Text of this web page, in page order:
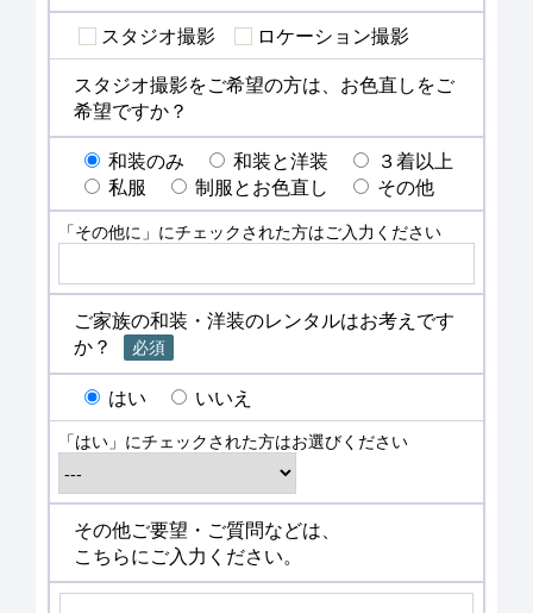
スタジオ撮影
ロケーション撮影
スタジオ撮影をご希望の方は、お色直しをご
希望ですか？
和装のみ
和装と洋装
３着以上
私服
制服とお色直し その他
「その他に」にチェックされた方はご入力ください
ご家族の和装・洋装のレンタルはお考えです
か？
必須
はい いいえ
「はい」にチェックされた方はお選びください
その他ご要望・ご質問などは、
こちらにご入力ください。